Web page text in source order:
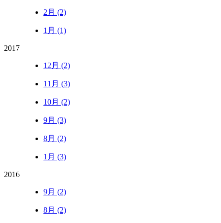
2月 (2)
1月 (1)
2017
12月 (2)
11月 (3)
10月 (2)
9月 (3)
8月 (2)
1月 (3)
2016
9月 (2)
8月 (2)